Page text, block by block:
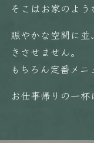
そこはお家のよう
賑やかな空間に
きさせません。
もちろん定番メニ
お仕事帰りの一